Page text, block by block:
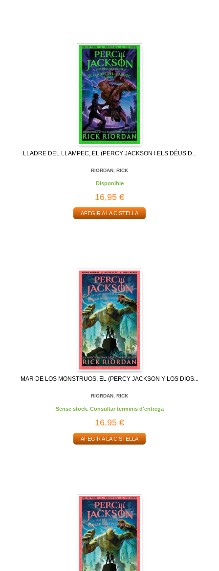
LLADRE DEL LLAMPEC, EL (PERCY JACKSON I ELS DÉUS D...
RIORDAN, RICK
Disponible
16,95 €
AFEGIR A LA CISTELLA
MAR DE LOS MONSTRUOS, EL (PERCY JACKSON Y LOS DIOS...
RIORDAN, RICK
Sense stock. Consultar terminis d'entrega
16,95 €
AFEGIR A LA CISTELLA